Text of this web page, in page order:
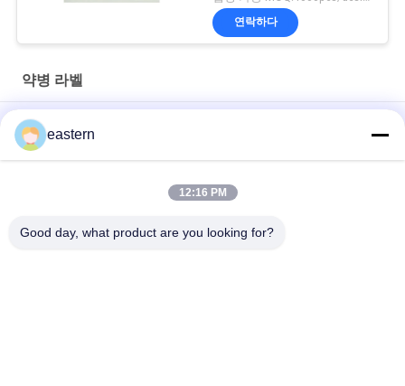
연락하다
약병 라벨
경구용 시알리스 타달라필 100mg 라벨
SS-31 강한 접착제 라벨 펩타이드 플라스크 라벨
바이오멕스 실험실 기록저장소 동화작용 주문 제작된 브랜드와 광
eastern
12:16 PM
Good day, what product are you looking for?